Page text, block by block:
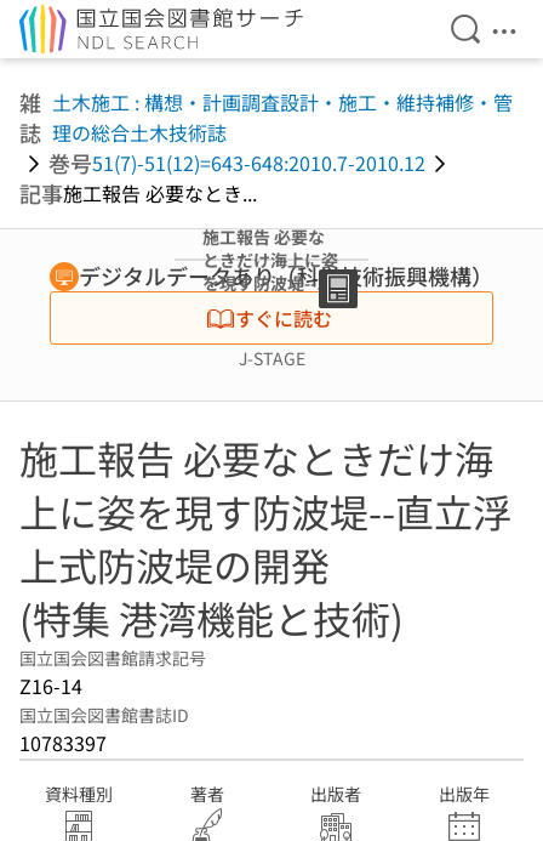
検索を
メ
雑
誌
土木施工 : 構想・計画調査設計・施工・維持補修・管
理の総合土木技術誌
巻号51(7)-51(12)=643-648:2010.7-2010.12
記事施工報告 必要なとき...
施工報告 必要な
ときだけ海上に姿
を現す防波堤--直
立浮上式防波堤の
開発 (特集 港湾機
能と技術)
デジタルデータあり（科学技術振興機構）
すぐに読む
J-STAGE
施工報告 必要なときだけ海
上に姿を現す防波堤--直立浮
上式防波堤の開発
(特集 港湾機能と技術)
国立国会図書館請求記号
Z16-14
国立国会図書館書誌ID
10783397
資料種別 著者 出版者 出版年